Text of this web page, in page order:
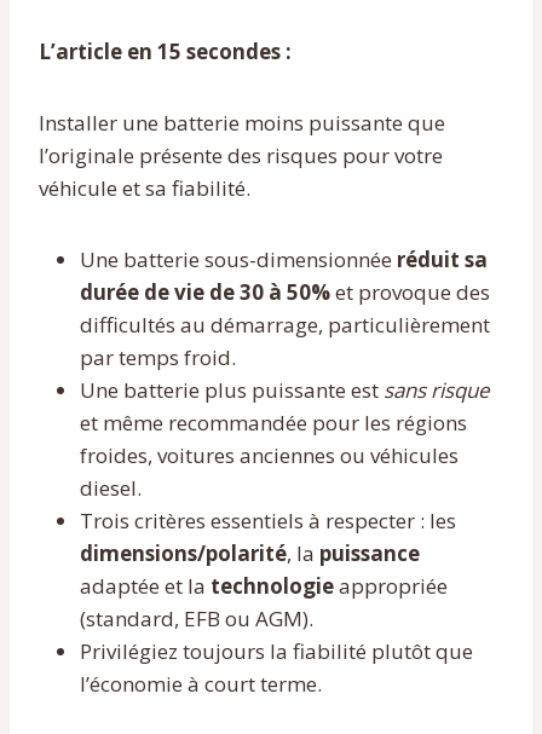
L’article en 15 secondes :
Installer une batterie moins puissante que
l’originale présente des risques pour votre
véhicule et sa fiabilité.
Une batterie sous-dimensionnée réduit sa
durée de vie de 30 à 50%et provoque des
difficultés au démarrage, particulièrement
par temps froid.
Une batterie plus puissante est sans risque
et même recommandée pour les régions
froides, voitures anciennes ou véhicules
diesel.
Trois critères essentiels à respecter : les
dimensions/polarité, la puissance
adaptée et la technologieappropriée
(standard, EFB ou AGM).
Privilégiez toujours la fiabilité plutôt que
l’économie à court terme.